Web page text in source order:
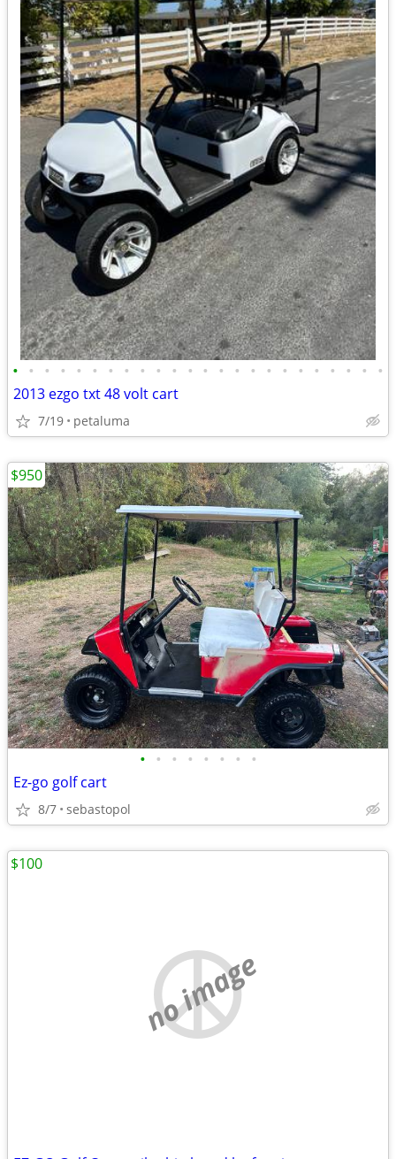
• • • • • • • • • • • • • • • • • • • • • • • •
2013 ezgo txt 48 volt cart
7/19 petaluma
• • • • • • • •
Ez-go golf cart
8/7 sebastopol
$950
no image
$100